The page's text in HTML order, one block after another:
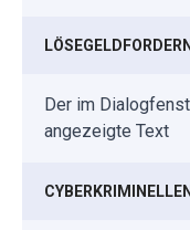
Der im
angezeigte Text